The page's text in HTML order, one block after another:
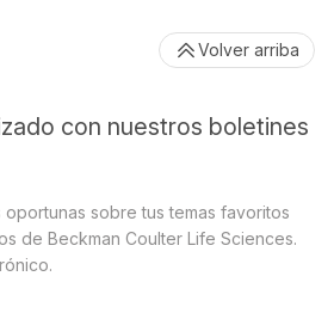
con nuestros boletines
sobre tus temas favoritos
de Beckman Coulter Life Sciences.
Volver arriba